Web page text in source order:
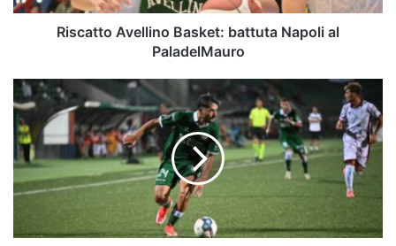
Riscatto Avellino Basket: battuta Napoli al
PaladelMauro
All-
In
#AvellinoGiugliano:
Sounas,
leadership
cercasi